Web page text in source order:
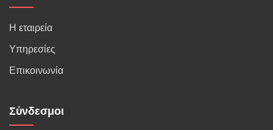
Η εταιρεία
Υπηρεσίες
Επικοινωνία
Σύνδεσμοι